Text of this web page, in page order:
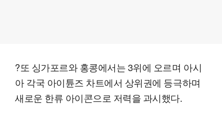
?또 싱가포르와 홍콩에서는 3위에 오르며 아시
아 각국 아이튠즈 차트에서 상위권에 등극하며
새로운 한류 아이콘으로 저력을 과시했다.